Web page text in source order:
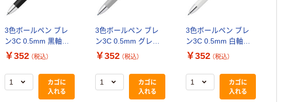
3色ボールペン ブレ
ン3C 0.5mm 黒軸
B3AS88-BK ゼブラ
￥352 （税込）
カゴに
入れる
3色ボールペン ブレ
ン3C 0.5mm グレー
軸 B3AS88-GR ゼブ
￥352 （税込）
カゴに
入れる
3色ボールペン ブレ
ン3C 0.5mm 白軸
B3AS88-W ゼブラ
￥352 （税込）
カゴに
入れる